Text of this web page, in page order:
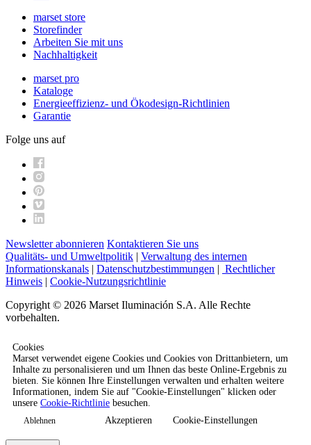
marset store
Storefinder
Arbeiten Sie mit uns
Nachhaltigkeit
marset pro
Kataloge
Energieeffizienz- und Ökodesign-Richtlinien
Garantie
Folge uns auf
Newsletter abonnieren Kontaktieren Sie uns
Qualitäts- und Umweltpolitik | Verwaltung des internen
Informationskanals | Datenschutzbestimmungen | Rechtlicher
Hinweis | Cookie-Nutzungsrichtlinie
Copyright © 2026 Marset Iluminación S.A. Alle Rechte
vorbehalten.
Cookies
Marset verwendet eigene Cookies und Cookies von Drittanbietern, um
Inhalte zu personalisieren und um Ihnen das beste Online-Ergebnis zu
bieten. Sie können Ihre Einstellungen verwalten und erhalten weitere
Informationen, indem Sie auf "Cookie-Einstellungen" klicken oder
unsere Cookie-Richtlinie besuchen.
Ablehnen Akzeptieren Cookie-Einstellungen